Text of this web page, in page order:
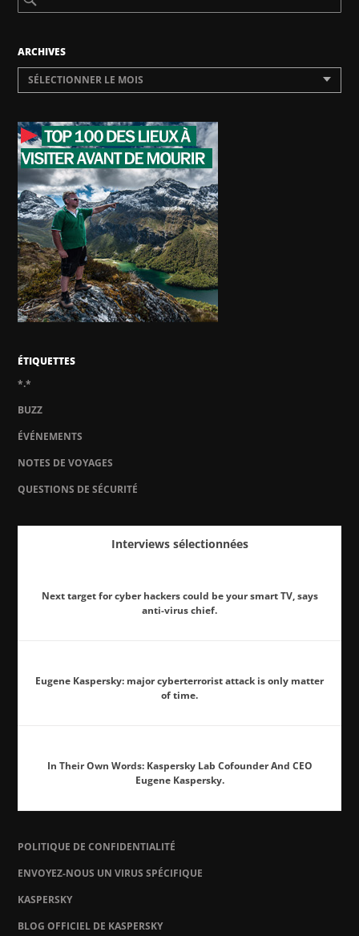
ARCHIVES
SÉLECTIONNER LE MOIS
ÉTIQUETTES
*.*
BUZZ
ÉVÉNEMENTS
NOTES DE VOYAGES
QUESTIONS DE SÉCURITÉ
Interviews sélectionnées
Next target for cyber hackers could be your smart TV, says
anti-virus chief.
Eugene Kaspersky: major cyberterrorist attack is only matter
of time.
In Their Own Words: Kaspersky Lab Cofounder And CEO
Eugene Kaspersky.
POLITIQUE DE CONFIDENTIALITÉ
ENVOYEZ-NOUS UN VIRUS SPÉCIFIQUE
KASPERSKY
BLOG OFFICIEL DE KASPERSKY